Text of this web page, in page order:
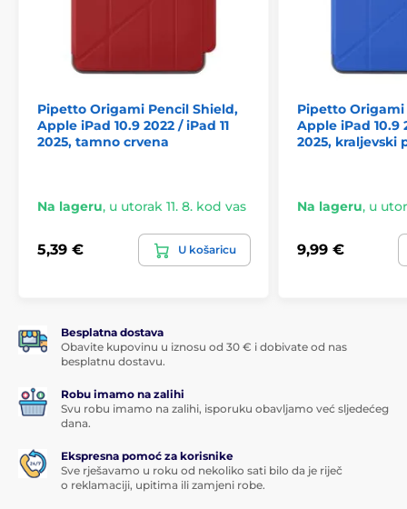
Pipetto Origami Pencil Shield,
Apple iPad 10.9 2022 / iPad 11
2025, tamno crvena
Na lageru, u utorak 11. 8. kod vas
5,39 € U košaricu
Pipetto Origami
Apple iPad 10.9
2025, kraljevski
Na lageru, u
9,99 €
Besplatna dostava
Obavite kupovinu u iznosu od 30 € i dobivate od nas
besplatnu dostavu.
Robu imamo na zalihi
Svu robu imamo na zalihi, isporuku obavljamo već sljedećeg
dana.
Ekspresna pomoć za korisnike
Sve rješavamo u roku od nekoliko sati bilo da je riječ
o reklamaciji, upitima ili zamjeni robe.